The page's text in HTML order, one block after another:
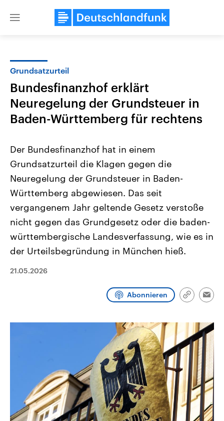
Close
Landtagswahl Sachsen-Anhalt
2026
Alle Informationen
Sachsen-Anhalt wählt am 6.
September 2026 einen neuen
Landtag. Seit 2021 wird das
Bundesland von einer Koalition aus
Umfragen, Prognosen,
Wahlprogramme, aktuelle Berichte
und Hintergründe zu den Parteien
Wahl.
USA
Aktuelle Beiträge,
Hintergründe
Wirtschaftlich und
gehören die Vereinigten
mit großem Einfluss auf
Sendungen Programm Podcasts
Grundsatzurteil
Bundesfinanzhof erklärt
Neuregelung der Grundsteuer in
Baden-Württemberg für rechtens
Der Bundesfinanzhof hat in einem
Grundsatzurteil die Klagen gegen die
Neuregelung der Grundsteuer in Baden-
Württemberg abgewiesen. Das seit
vergangenem Jahr geltende Gesetz verstoße
nicht gegen das Grundgesetz oder die baden-
württembergische Landesverfassung, wie es in
der Urteilsbegründung in München hieß.
21.05.2026
Abonnieren
Link